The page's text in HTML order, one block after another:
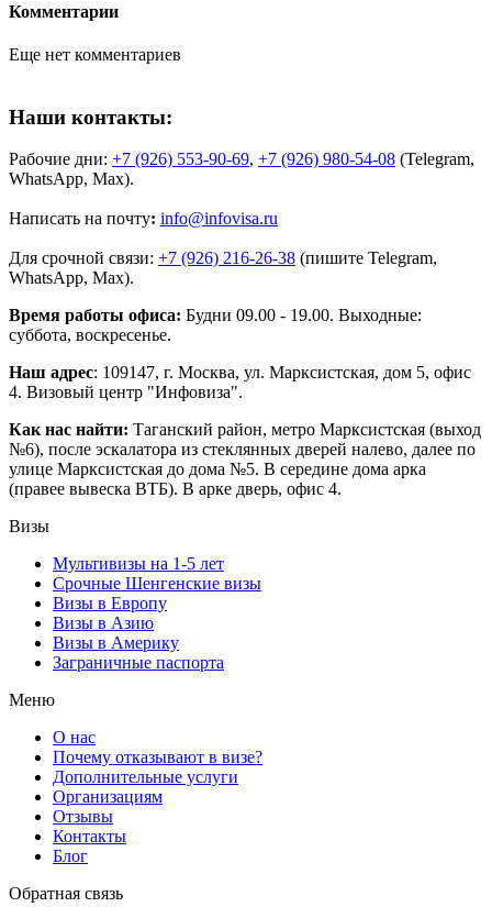
Комментарии
Еще нет комментариев
Наши контакты:
Рабочие дни: +7 (926) 553-90-69, +7 (926) 980-54-08 (Telegram,
WhatsApp, Max).
Написать на почту: info@infovisa.ru
Для срочной связи: +7 (926) 216-26-38 (пишите Telegram,
WhatsApp, Max).
Время работы офиса: Будни 09.00 - 19.00. Выходные:
суббота, воскресенье.
Наш адрес: 109147, г. Москва, ул. Марксистская, дом 5, офис
4. Визовый центр "Инфовиза".
Как нас найти: Таганский район, метро Марксистская (выход
№6), после эскалатора из стеклянных дверей налево, далее по
улице Марксистская до дома №5. В середине дома арка
(правее вывеска ВТБ). В арке дверь, офис 4.
Визы
Мультивизы на 1-5 лет
Срочные Шенгенские визы
Визы в Европу
Визы в Азию
Визы в Америку
Заграничные паспорта
Меню
О нас
Почему отказывают в визе?
Дополнительные услуги
Организациям
Отзывы
Контакты
Блог
Обратная связь